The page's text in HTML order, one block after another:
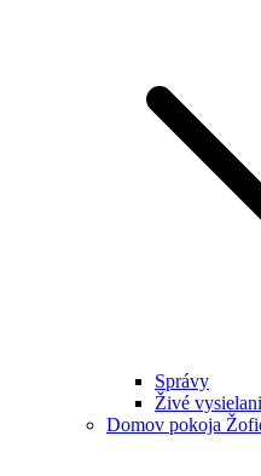
Správy
Živé
Domov pokoja